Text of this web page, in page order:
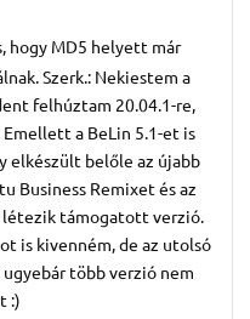
hogy MD5 helyett már
Szerk.: Nekiestem a
felhúztam 20.04.1-re,
a BeLin 5.1-et is
elkészült belőle az újabb
Business Remixet és az
létezik támogatott verzió.
is kivenném, de az utolsó
több verzió nem
:)